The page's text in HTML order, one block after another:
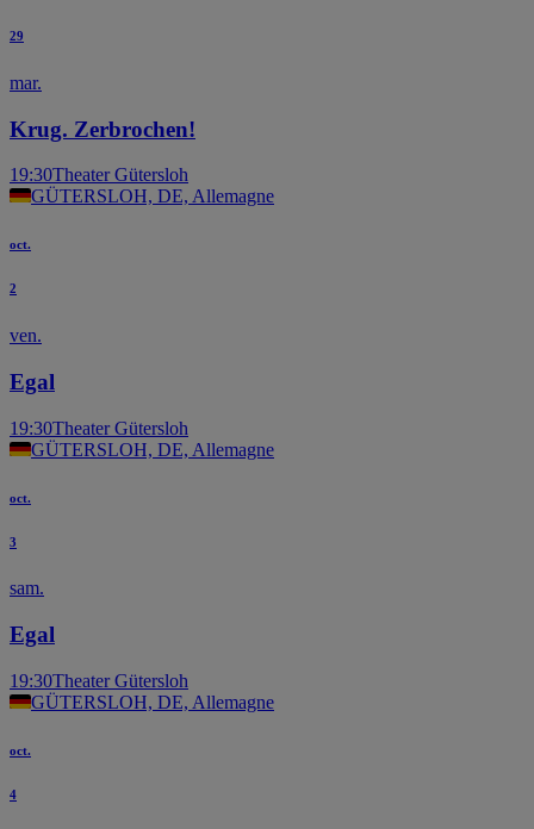
29
mar.
Krug. Zerbrochen!
19:30Theater Gütersloh
GÜTERSLOH, DE, Allemagne
oct.
2
ven.
Egal
19:30Theater Gütersloh
GÜTERSLOH, DE, Allemagne
oct.
3
sam.
Egal
19:30Theater Gütersloh
GÜTERSLOH, DE, Allemagne
oct.
4